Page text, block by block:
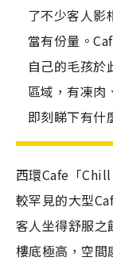
了不少客人影
當有份量。
自己的毛孩於
區域，有凍肉
即刻睇下有什
西環Cafe「
較罕見的大型
客人坐得舒服之
樓底極高，空間